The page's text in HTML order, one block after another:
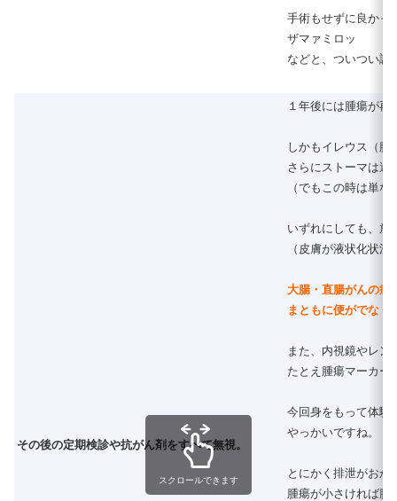
手術もせずに良かっ
ザマァミロッ
などと、ついつい調
その後の定期検診や抗がん剤をすべて無視。
１年後には腫瘍が再
しかもイレウス（腸
さらにストーマは避
（でもこの時は単
いずれにしても、放
（皮膚が液状化状
大腸・直腸がんの症
まともに便がでなく
また、内視鏡やレ
たとえ腫瘍マーカー
今回身をもって体験
やっかいですね。
とにかく排泄がおか
腫瘍が小さければ腹
スクロールできます